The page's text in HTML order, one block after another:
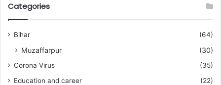
Categories
Bihar (64)
Muzaffarpur (30)
Corona Virus
(35)
Education and career
(22)